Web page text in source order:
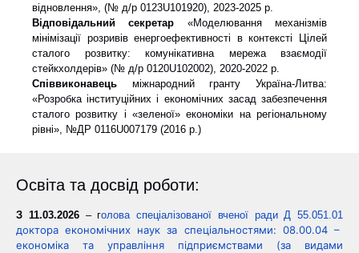
відновлення», (№ д/р 0123U101920), 2023-2025 р.
Відповідальний секретар «Моделювання механізмів
мінімізації розривів енергоефективності в контексті Цілей
сталого розвитку: комунікативна мережа взаємодії
стейкхолдерів» (№ д/р 0120U102002), 2020-2022 р.
Співвиконавець міжнародний гранту Україна-Литва:
«Розробка інституційних і економічних засад забезпечення
сталого розвитку і «зеленої» економіки на регіональному
рівні», №ДР 0116U007179 (2016 р.)
Освіта та досвід роботи:
З 11.03.2026– голова спеціалізованої вченої ради Д 55.051.01
доктора економічних наук за спеціальностями: 08.00.04 –
економіка та управління підприємствами (за видами